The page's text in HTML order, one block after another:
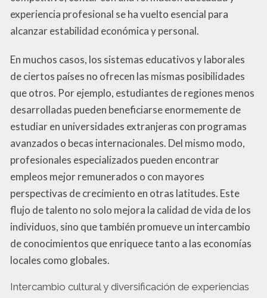
experiencia profesional se ha vuelto esencial para
alcanzar estabilidad económica y personal.
En muchos casos, los sistemas educativos y laborales
de ciertos países no ofrecen las mismas posibilidades
que otros. Por ejemplo, estudiantes de regiones menos
desarrolladas pueden beneficiarse enormemente de
estudiar en universidades extranjeras con programas
avanzados o becas internacionales. Del mismo modo,
profesionales especializados pueden encontrar
empleos mejor remunerados o con mayores
perspectivas de crecimiento en otras latitudes. Este
flujo de talento no solo mejora la calidad de vida de los
individuos, sino que también promueve un intercambio
de conocimientos que enriquece tanto a las economías
locales como globales.
Intercambio cultural y diversificación de experiencias